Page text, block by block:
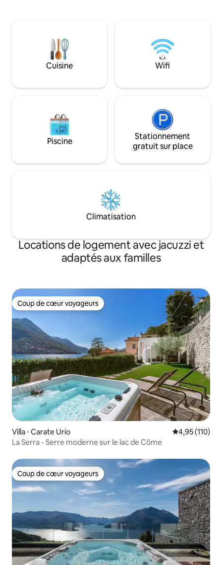
vous enchantera ; des chefs cuisiniers
privés sont disponibles sur demande ;
Côme et Bellagio sont tout proches…
Nous vous accueillons pour un séjour
atmosphère
Récemment
de haute qualité
soignées,
un confort
Cuisine Wifi
Piscine
Stationnement
gratuit sur place
Climatisation
Locations de logement avec jacuzzi et
adaptés aux familles
Coup de cœur voyageurs
Coup de cœur voyageurs
Villa ⋅ Carate Urio Évaluation
4,95 (110)
La Serra - Serre moderne sur le lac de Côme
Coup de cœur voyageurs
Coup de cœur voyageurs